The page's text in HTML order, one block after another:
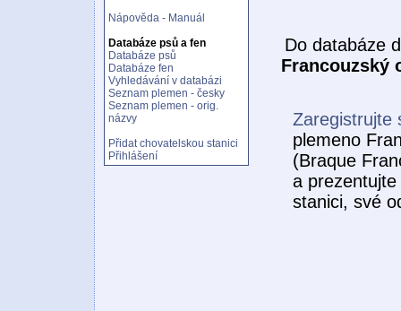
Nápověda - Manuál
Databáze psů a fen
Databáze psů
Databáze fen
Vyhledávání v databázi
Seznam plemen - česky
Seznam plemen - orig.
názvy
Přidat chovatelskou stanici
Přihlášení
Do databáze
Francouzský
Zaregistrujte
plemeno
(Braque
a
stanici, své